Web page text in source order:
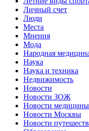
Личный счет
Люди
Места
Мнения
Мода
Народная
Наука
Наука и техника
Недвижимость
Новости
Новости ЗОЖ
Новости медицины
Новости Москвы
Новости